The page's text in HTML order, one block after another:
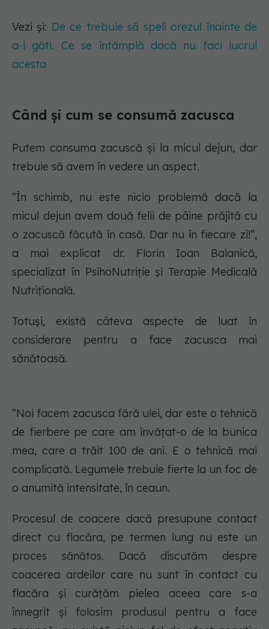
Vezi și: De ce trebuie să speli orezul înainte de
a-l găti. Ce se întâmplă dacă nu faci lucrul
acesta
Când și cum se consumă zacusca
Putem consuma zacuscă și la micul dejun, dar
trebuie să avem în vedere un aspect.
”În schimb, nu este nicio problemă dacă la
micul dejun avem două felii de pâine prăjită cu
o zacuscă făcută în casă. Dar nu în fiecare zi!”,
a mai explicat dr. Florin Ioan Balanică,
specializat în PsihoNutriție și Terapie Medicală
Nutrițională.
Totuși, există câteva aspecte de luat în
considerare pentru a face zacusca mai
sănătoasă.
”Noi facem zacusca fără ulei, dar este o tehnică
de fierbere pe care am învățat-o de la bunica
mea, care a trăit 100 de ani. E o tehnică mai
complicată. Legumele trebuie fierte la un foc de
o anumită intensitate, în ceaun.
Procesul de coacere dacă presupune contact
direct cu flacăra, pe termen lung nu este un
proces sănătos. Dacă discutăm despre
coacerea ardeilor care nu sunt în contact cu
flacăra și curățăm pielea aceea care s-a
înnegrit și folosim produsul pentru a face